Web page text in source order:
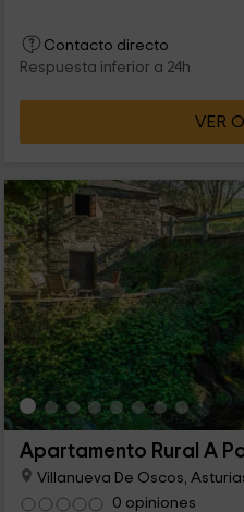
Contacto directo
Respuesta inferior a 24h
VER
Apartamento Rural A
Villanueva De Oscos,
0 opiniones